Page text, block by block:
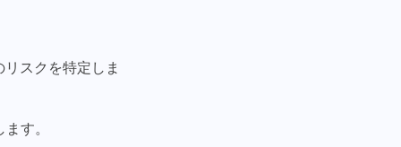
スクを特定しま
す。